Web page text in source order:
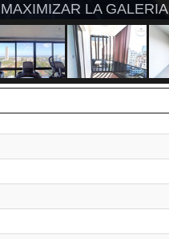
LA GALERIA